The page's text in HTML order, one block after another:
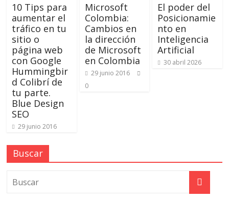
10 Tips para
aumentar el
tráfico en tu
sitio o
página web
con Google
Hummingbir
d Colibrí de
tu parte.
Blue Design
SEO
29 junio 2016
Microsoft
Colombia:
Cambios en
la dirección
de Microsoft
en Colombia
29 junio 2016
0
El poder del
Posicionamie
nto en
Inteligencia
Artificial
30 abril 2026
Buscar